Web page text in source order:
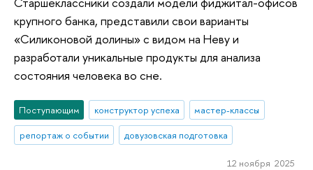
крупного банка, представили свои варианты
«Силиконовой долины» с видом на Неву и
разработали уникальные продукты для анализа
состояния человека во сне.
Поступающим конструктор успеха
мастер-классы
репортаж о событии
довузовская подготовка
12 ноября 2025